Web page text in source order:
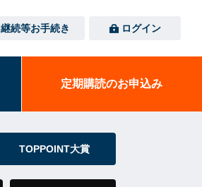
継続等お手続き ログイン
定期購読のお申込み
TOPPOINT大賞